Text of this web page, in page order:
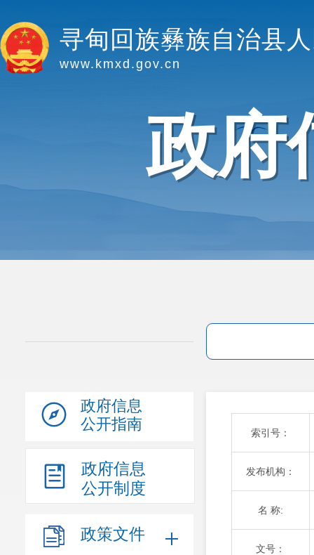
寻甸回族彝族自治县
www.kmxd.gov.cn
政府
政府信息
公开指南
政府信息
公开制度
政策文件
索引号：
发布机构：
名 称:
文号：